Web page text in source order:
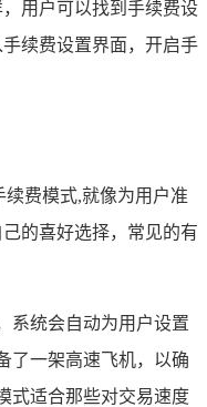
用户可以找到手续费设
续费设置界面，开启手
费模式,就像为用户准
的喜好选择，常见的有
系统会自动为用户设置
了一架高速飞机，以确
式适合那些对交易速度